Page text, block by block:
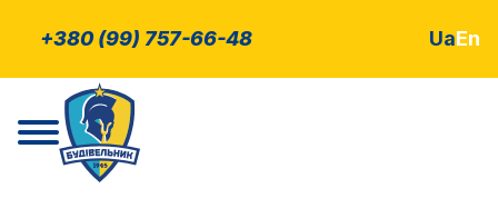
+380 (99) 757-66-48 UaEn